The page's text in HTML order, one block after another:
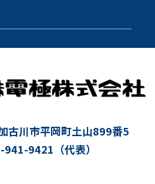
古川市平岡町土山899番5
9421（代表）